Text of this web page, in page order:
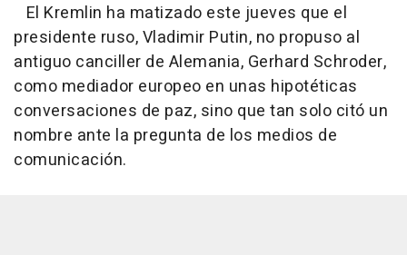
El Kremlin ha matizado este jueves que el
presidente ruso, Vladimir Putin, no propuso al
antiguo canciller de Alemania, Gerhard Schroder,
como mediador europeo en unas hipotéticas
conversaciones de paz, sino que tan solo citó un
nombre ante la pregunta de los medios de
comunicación.